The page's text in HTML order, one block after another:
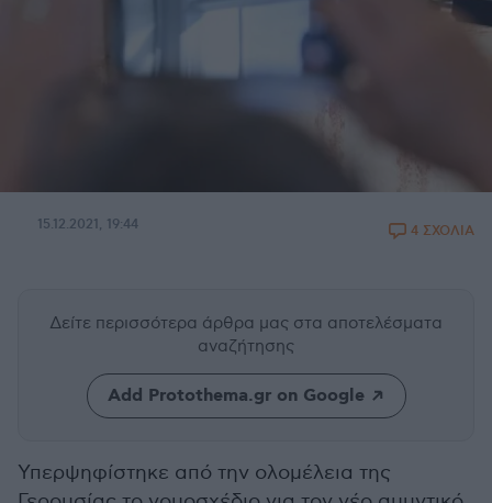
15.12.2021, 19:44 4 ΣΧΟΛΙΑ
Δείτε περισσότερα άρθρα μας στα αποτελέσματα
αναζήτησης
Add Protothema.gr on Google
Υπερψηφίστηκε από την ολομέλεια της